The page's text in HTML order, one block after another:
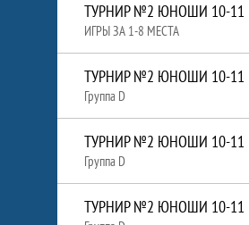
ТУРНИР №2 ЮНОШИ 10-11
ИГРЫ ЗА 1-8 МЕСТА
ТУРНИР №2 ЮНОШИ 10-11
Группа D
ТУРНИР №2 ЮНОШИ 10-11
Группа D
ТУРНИР №2 ЮНОШИ 10-11